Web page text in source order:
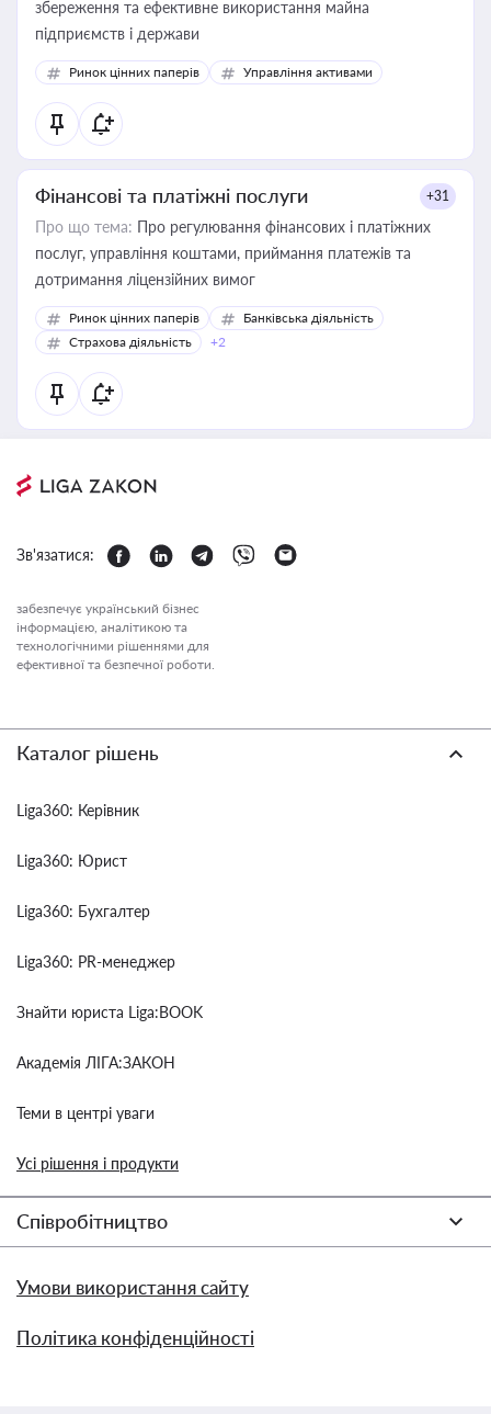
збереження та ефективне використання майна
підприємств і держави
Ринок цінних паперів Управління активами
Фінансові та платіжні послуги +31
Про що тема: Про регулювання фінансових і платіжних
послуг, управління коштами, приймання платежів та
дотримання ліцензійних вимог
Ринок цінних паперів
Банківська діяльність
Страхова діяльність
+2
Зв'язатися:
забезпечує український бізнес
інформацією, аналітикою та
технологічними рішеннями для
ефективної та безпечної роботи.
Каталог рішень
Liga360: Керівник
Liga360: Юрист
Liga360: Бухгалтер
Liga360: PR-менеджер
Знайти юриста Liga:BOOK
Академія ЛІГА:ЗАКОН
Теми в центрі уваги
Усі рішення і продукти
Співробітництво
Умови використання сайту
Політика конфіденційності